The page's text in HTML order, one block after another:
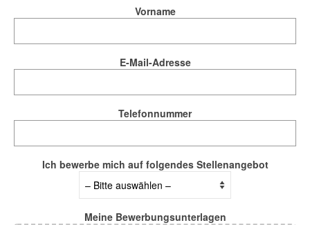
Stellenangebote
Über uns
Kontakt
Vorname
E-Mail-Adresse
Telefonnummer
Ich bewerbe mich auf folgendes Stellenangebot
Meine Bewerbungsunterlagen